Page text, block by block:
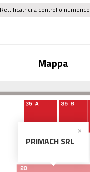
Rettificatrici a controllo numerico
Mappa
PRIMACH SRL